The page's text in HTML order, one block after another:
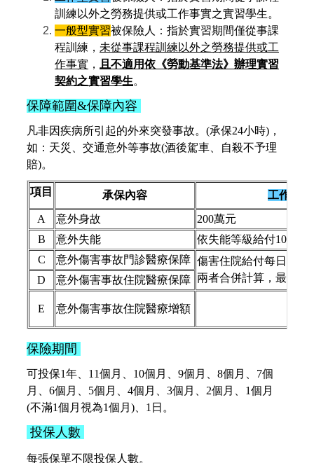
訓練以外之勞務提供或工作事實之實習學生。
一般型實習被保險人：指於實習期間僅從事課
程訓練， 未從事課程訓練以外之勞務提供或工
作事實 ， 且不適用依 《勞動基準法》 辦理實習
契約之實習學生。
保障範圍&保障內容
凡非因疾病所引起的外來突發事故。(承保24小時)，
如：天災、交通意外等事故(酒後駕車、自殺不予理
賠)。
項目 承保內容
工作型
A
意外身故
200萬元
B
意外失能
依失能等級給付10萬
C
意外傷害事故門診醫療保障 傷害住院給付每日新台
兩者合併計算，最高給
D 意外傷害事故住院醫療保障
E 意外傷害事故住院醫療增額
保險期間
可投保1年、11個月、10個月、9個月、8個月、7個
月、6個月、5個月、4個月、3個月、2個月、1個月
(不滿1個月視為1個月)、1日。
投保人數
每張保單不限投保人數。